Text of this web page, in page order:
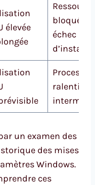
élevée
bloquées,
échec
Processus
ralenti,
un examen des
des mises
Windows.
ces